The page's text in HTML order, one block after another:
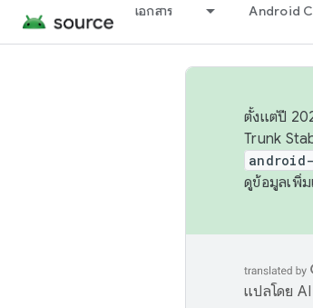
เอกสาร Android
ตั้งแต่ปี
Trunk
ดูข้อมูลเพิ่ม
แปลโดย